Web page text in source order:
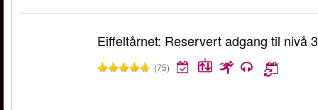
Eiffeltårnet: Reservert adgang til nivå 3
(75)